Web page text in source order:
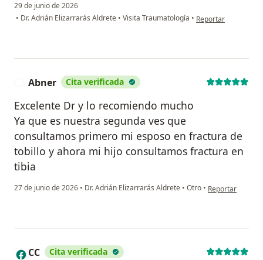
29 de junio de 2026
• Dr. Adrián Elizarrarás Aldrete • Visita Traumatología • en opinión del
Reportar
Abner Cita verificada
Excelente Dr y lo recomiendo mucho
Ya que es nuestra segunda ves que
consultamos primero mi esposo en fractura de
tobillo y ahora mi hijo consultamos fractura en
tibia
27 de junio de 2026 • Dr. Adrián Elizarrarás Aldrete • Otro • en opinión del
Reportar
C CC Cita verificada